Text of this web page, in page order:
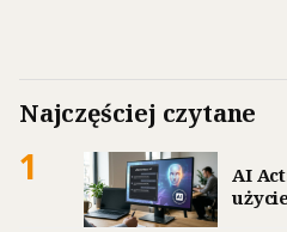
Najczęściej czytane
1
AI